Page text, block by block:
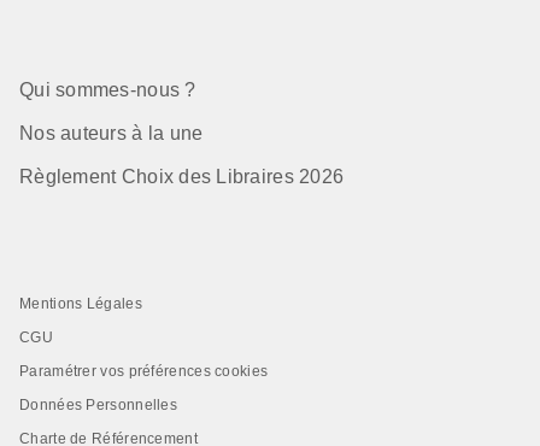
Qui sommes-nous ?
Nos auteurs à la une
Règlement Choix des Libraires 2026
Mentions Légales
CGU
Paramétrer vos préférences cookies
Données Personnelles
Charte de Référencement